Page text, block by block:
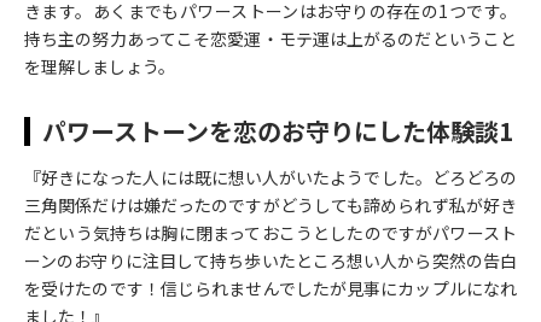
きます。あくまでもパワーストーンはお守りの存在の1つです。
持ち主の努力あってこそ恋愛運・モテ運は上がるのだということ
を理解しましょう。
パワーストーンを恋のお守りにした体験談1
『好きになった人には既に想い人がいたようでした。どろどろの
三角関係だけは嫌だったのですがどうしても諦められず私が好き
だという気持ちは胸に閉まっておこうとしたのですがパワースト
ーンのお守りに注目して持ち歩いたところ想い人から突然の告白
を受けたのです！信じられませんでしたが見事にカップルになれ
ました！』